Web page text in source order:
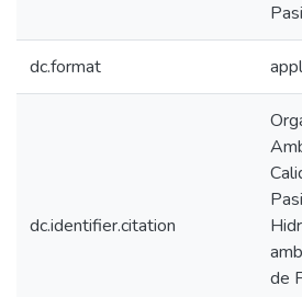
dc.format
dc.identifier.citation
de